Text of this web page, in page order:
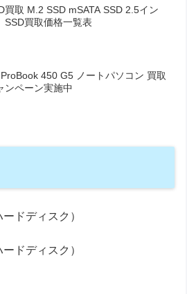
買取 M.2 SSD mSATA SSD 2.5イン
買取価格一覧表
450 G5 ノートパソコン 買取
ンペーン実施中
ドディスク）
ドディスク）